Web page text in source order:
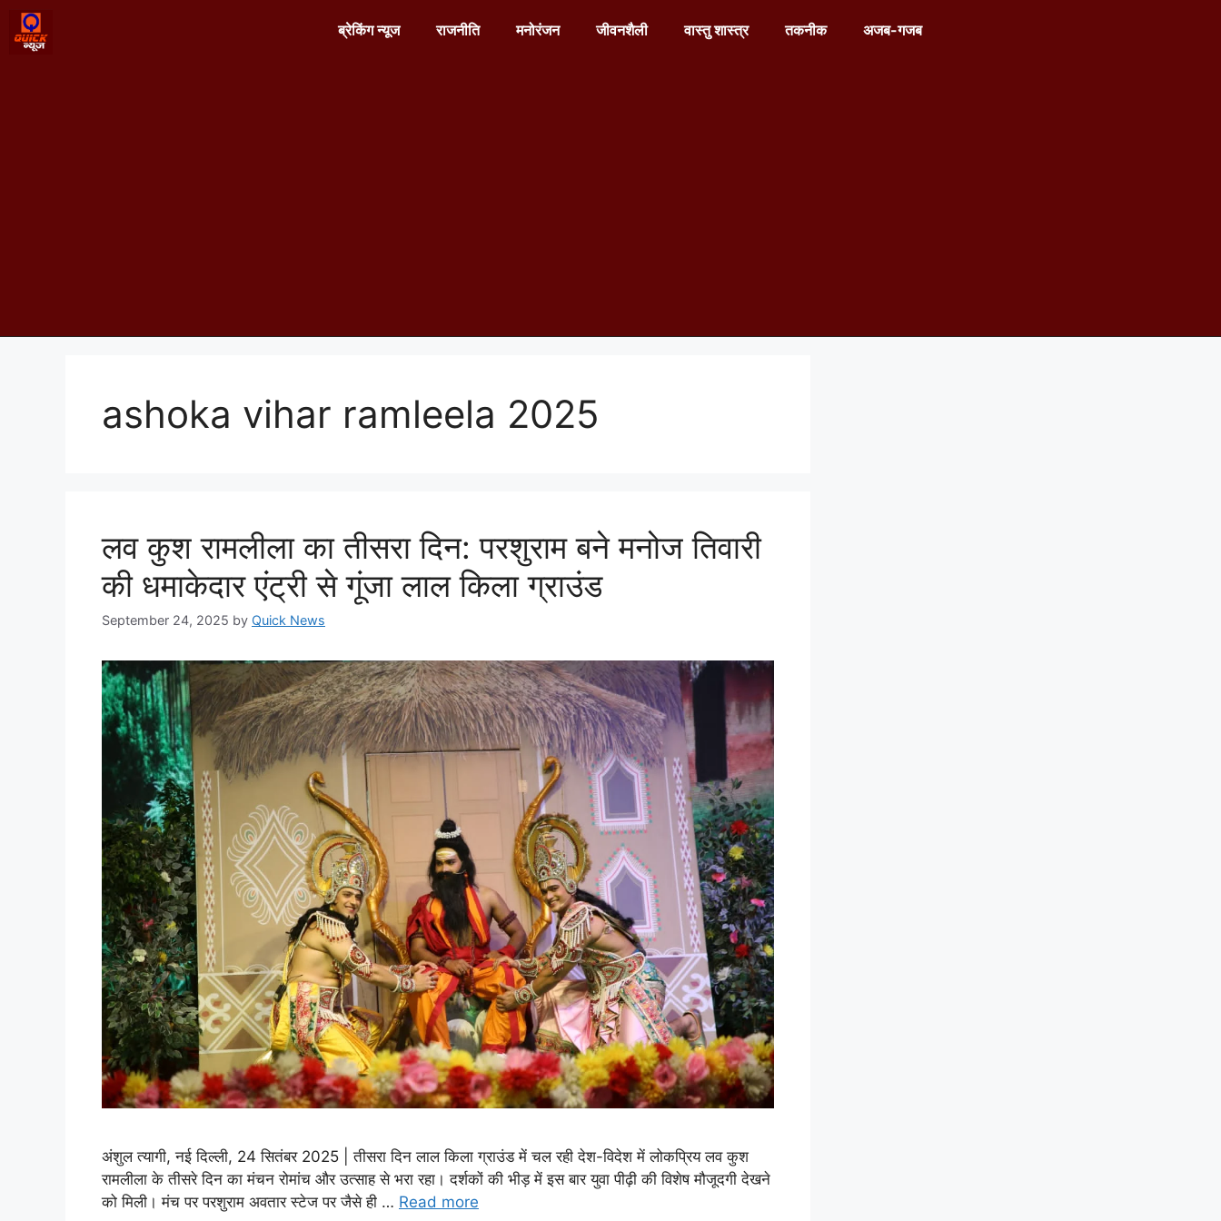
ब्रेकिंग न्यूज राजनीति मनोरंजन जीवनशैली वास्तु शास्त्र तकनीक अजब-गजब
ashoka vihar ramleela 2025
लव कुश रामलीला का तीसरा दिन: परशुराम बने मनोज तिवारी
की धमाकेदार एंट्री से गूंजा लाल किला ग्राउंड
September 24, 2025 by Quick News
अंशुल त्यागी, नई दिल्ली, 24 सितंबर 2025 | तीसरा दिन लाल किला ग्राउंड में चल रही देश-विदेश में लोकप्रिय लव कुश
रामलीला के तीसरे दिन का मंचन रोमांच और उत्साह से भरा रहा। दर्शकों की भीड़ में इस बार युवा पीढ़ी की विशेष मौजूदगी देखने
को मिली। मंच पर परशुराम अवतार स्टेज पर जैसे ही … Read more